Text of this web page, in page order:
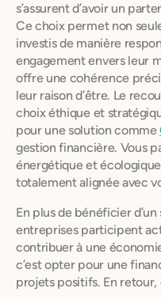
s’assurent d’avoir un
Ce choix permet non
investis de manière
engagement envers leur
offre une cohérence
leur raison d’être. Le
choix éthique et
pour une solution comme
gestion financière. Vous
énergétique et
totalement alignée avec
En plus de bénéficier
entreprises participent
contribuer à une
c’est opter pour une
projets positifs. En